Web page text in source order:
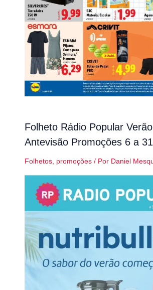
Folheto Rádio Popular
Antevisão Promoções 6 a
Folhetos, promoções/ Por Daniel